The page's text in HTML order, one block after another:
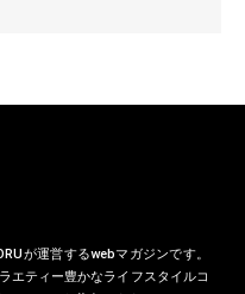
が運営するwebマガジンです。
エティー豊かなライフスタイルコ